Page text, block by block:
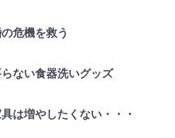
危機を救う
ない食器洗いグッズ
は増やしたくない・・・